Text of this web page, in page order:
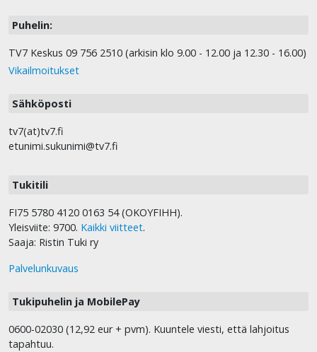
Puhelin:
TV7 Keskus 09 756 2510 (arkisin klo 9.00 - 12.00 ja 12.30 - 16.00)
Vikailmoitukset
Sähköposti
tv7(at)tv7.fi
etunimi.sukunimi@tv7.fi
Tukitili
FI75 5780 4120 0163 54 (OKOYFIHH).
Yleisviite: 9700. Kaikki viitteet.
Saaja: Ristin Tuki ry
Palvelunkuvaus
Tukipuhelin ja MobilePay
0600-02030 (12,92 eur + pvm). Kuuntele viesti, että lahjoitus
tapahtuu.